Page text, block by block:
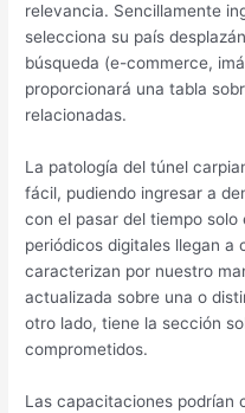
relevancia. Sencillamente
selecciona su paí­s
búsqueda (e-commerce,
proporcionará una tabla
relacionadas.
La patologí­a del túnel
fácil, pudiendo ingresar a
con el pasar del tiempo
periódicos digitales llegan
caracterizan por nuestro
actualizada sobre una o
otro lado, tiene la sección
comprometidos.
Las capacitaciones podrían